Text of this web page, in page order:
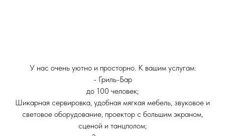
У нас очень уютно и просторно. К вашим услугам:
- Гриль-Бар
до 100 человек;
Шикарная сервировка, удобная мягкая мебель, звуковое и
световое оборудование, проектор с большим экраном,
сценой и танцполом;